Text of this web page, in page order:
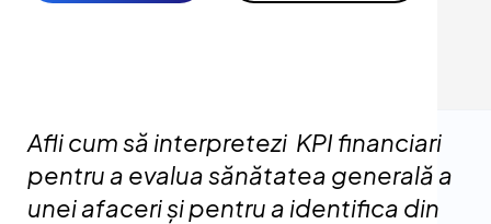
Afli cum să interpretezi KPI financiari
pentru a evalua sănătatea generală a
unei afaceri și pentru a identifica din